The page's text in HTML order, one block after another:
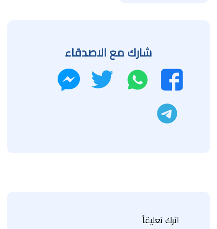
شارك مع الاصدقاء
فيسبوك
واتساب تويتر
اترك تعليقاً